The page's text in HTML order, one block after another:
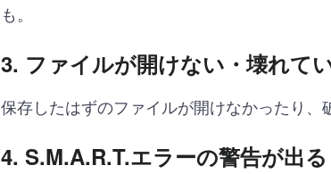
も。
3. ファイルが開けない・壊れて
保存したはずのファイルが開けなかったり
4. S.M.A.R.T.エラーの警告が出る